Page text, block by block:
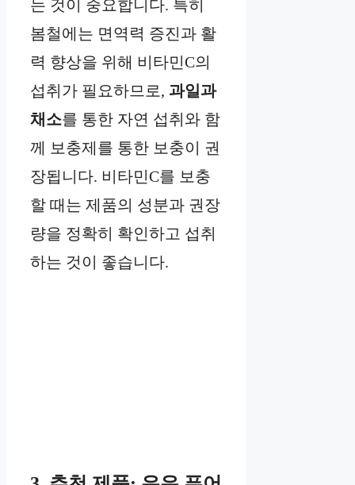
는 것이 중요합니다. 특히
봄철에는 면역력 증진과 활
력 향상을 위해 비타민C의
섭취가 필요하므로, 과일과
채소를 통한 자연 섭취와 함
께 보충제를 통한 보충이 권
장됩니다. 비타민C를 보충
할 때는 제품의 성분과 권장
량을 정확히 확인하고 섭취
하는 것이 좋습니다.